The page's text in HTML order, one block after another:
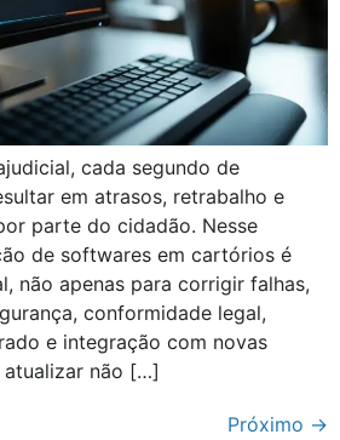
cada segundo de
em atrasos, retrabalho e
parte do cidadão. Nesse
de softwares em cartórios é
não apenas para corrigir falhas,
conformidade legal,
e integração com novas
atualizar não […]
Próximo →